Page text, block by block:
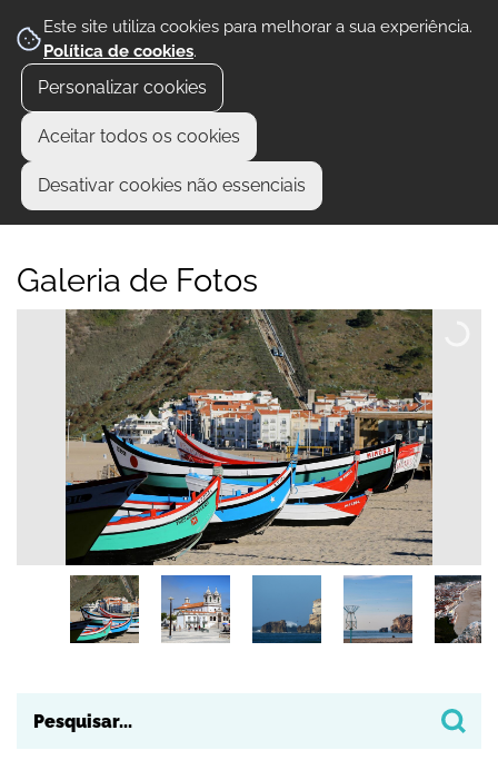
Este site utiliza cookies para melhorar a sua experiência.
Política de cookies.
Personalizar cookies
Aceitar todos os cookies
Desativar cookies não essenciais
Galeria de Fotos